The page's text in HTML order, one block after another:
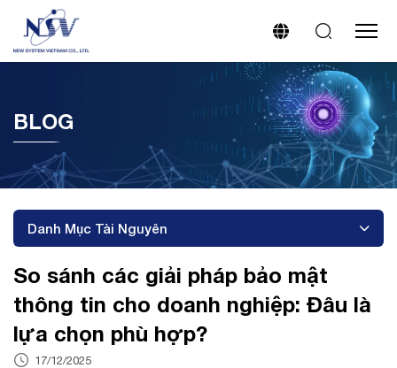
BLOG
Danh Mục Tài Nguyên
So sánh các giải pháp bảo mật
thông tin cho doanh nghiệp: Đâu là
lựa chọn phù hợp?
17/12/2025